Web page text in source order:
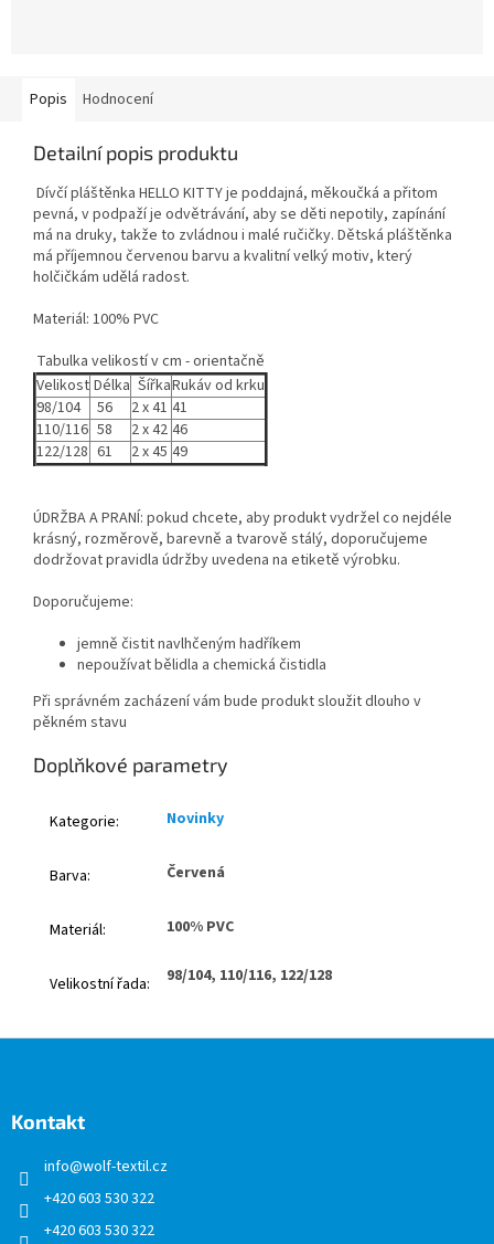
Popis Hodnocení
Detailní popis produktu
Dívčí pláštěnka HELLO KITTY je poddajná, měkoučká a přitom
pevná, v podpaží je odvětrávání, aby se děti nepotily, zapínání
má na druky, takže to zvládnou i malé ručičky. Dětská pláštěnka
má příjemnou červenou barvu a kvalitní velký motiv, který
holčičkám udělá radost.
Materiál: 100% PVC
Tabulka velikostí v cm - orientačně
Velikost Délka ŠířkaRukáv od krku
98/104
56 2 x 41 41
110/116 58 2 x 42 46
122/128 61 2 x 45 49
ÚDRŽBA A PRANÍ: pokud chcete, aby produkt vydržel co nejdéle
krásný, rozměrově, barevně a tvarově stálý, doporučujeme
dodržovat pravidla údržby uvedena na etiketě výrobku.
Doporučujeme:
jemně čistit navlhčeným hadříkem
nepoužívat bělidla a chemická čistidla
Při správném zacházení vám bude produkt sloužit dlouho v
pěkném stavu
Doplňkové parametry
Kategorie: Novinky
Barva: Červená
Materiál: 100% PVC
Velikostní řada: 98/104, 110/116, 122/128
Kontakt
info@wolf-textil.cz
+420 603 530 322
+420 603 530 322